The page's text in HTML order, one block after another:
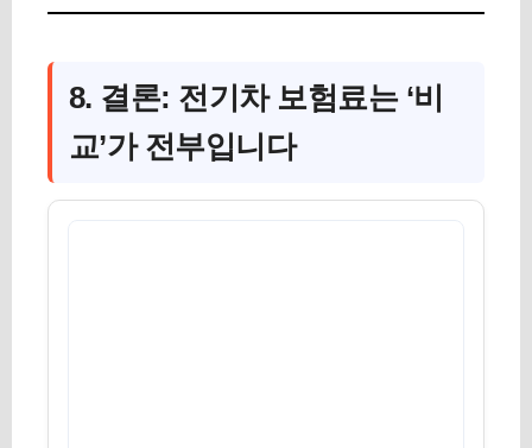
8. 결론: 전기차 보험료는 ‘비
교’가 전부입니다